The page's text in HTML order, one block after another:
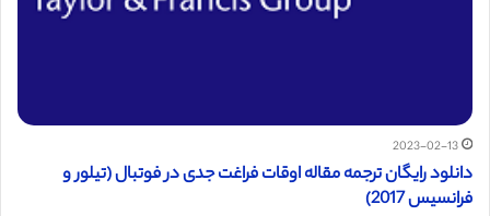
2023-02-13
دانلود رایگان ترجمه مقاله اوقات فراغت جدی در فوتبال (تیلور و
فرانسیس 2017)